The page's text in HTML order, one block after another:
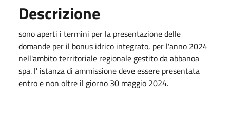
Descrizione
sono aperti i termini per la presentazione delle
domande per il bonus idrico integrato, per l'anno 2024
nell'ambito territoriale regionale gestito da abbanoa
spa. l' istanza di ammissione deve essere presentata
entro e non oltre il giorno 30 maggio 2024.